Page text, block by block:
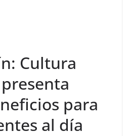
Cultura
para
al día